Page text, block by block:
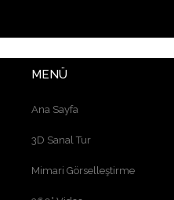
MENÜ
Ana Sayfa
3D Sanal Tur
Mimari Görselleştirme